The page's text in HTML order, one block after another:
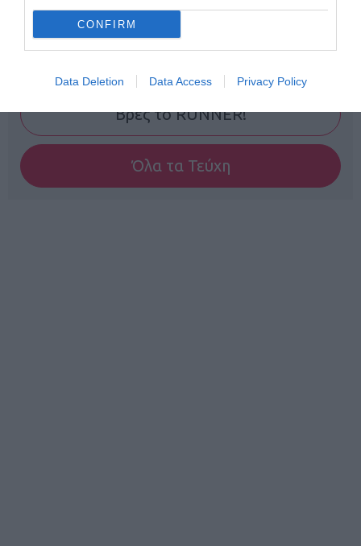
CONFIRM
Data Deletion Data Access Privacy Policy
Βρες το RUNNER!
Όλα τα Τεύχη